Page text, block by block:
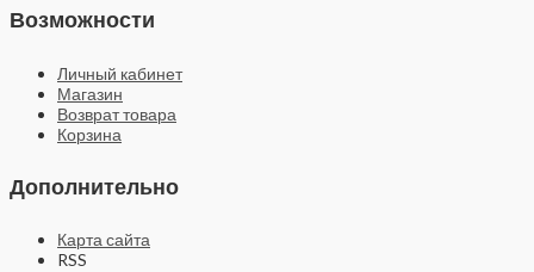
Возможности
Личный кабинет
Магазин
Возврат товара
Корзина
Дополнительно
Карта сайта
RSS